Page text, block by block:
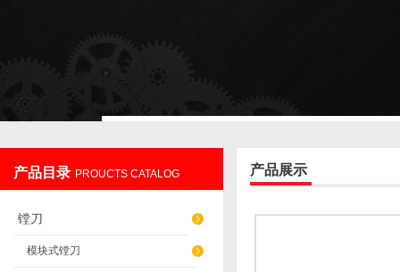
产品目录 PROUCTS CATALOG
镗刀
模块式镗刀
产品展示